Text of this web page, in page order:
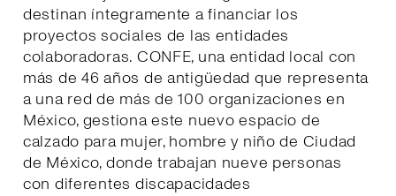
destinan íntegramente a financiar los
proyectos sociales de las entidades
colaboradoras. CONFE, una entidad local con
más de 46 años de antigüedad que representa
a una red de más de 100 organizaciones en
México, gestiona este nuevo espacio de
calzado para mujer, hombre y niño de Ciudad
de México, donde trabajan nueve personas
con diferentes discapacidades